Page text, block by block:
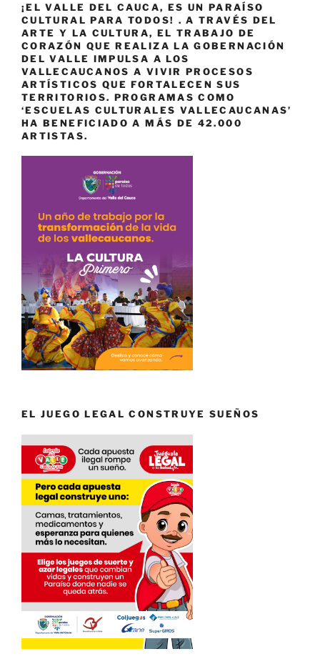
¡EL VALLE DEL CAUCA, ES UN PARAÍSO
CULTURAL PARA TODOS! . A TRAVÉS DEL
ARTE Y LA CULTURA, EL TRABAJO DE
CORAZÓN QUE REALIZA LA GOBERNACIÓN
DEL VALLE IMPULSA A LOS
VALLECAUCANOS A VIVIR PROCESOS
ARTÍSTICOS QUE FORTALECEN SUS
TERRITORIOS. PROGRAMAS COMO
‘ESCUELAS CULTURALES VALLECAUCANAS’
HA BENEFICIADO A MÁS DE 42.000
ARTISTAS.
EL JUEGO LEGAL CONSTRUYE SUEÑOS